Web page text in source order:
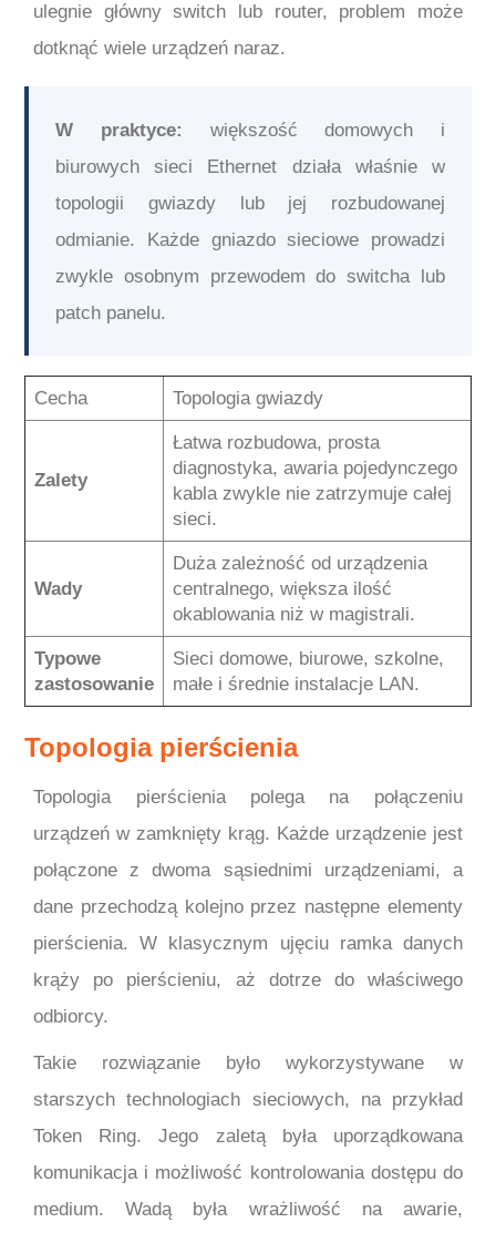
ulegnie główny switch lub router, problem może
dotknąć wiele urządzeń naraz.
W praktyce:
większość domowych i
biurowych sieci Ethernet działa właśnie w
topologii gwiazdy lub jej rozbudowanej
odmianie. Każde gniazdo sieciowe prowadzi
zwykle osobnym przewodem do switcha lub
patch panelu.
Cecha Topologia gwiazdy
Zalety
Łatwa rozbudowa, prosta
diagnostyka, awaria pojedynczego
kabla zwykle nie zatrzymuje całej
sieci.
Wady
Duża zależność od urządzenia
centralnego, większa ilość
okablowania niż w magistrali.
Typowe
zastosowanie
Sieci domowe, biurowe, szkolne,
małe i średnie instalacje LAN.
Topologia pierścienia
Topologia pierścienia polega na połączeniu
urządzeń w zamknięty krąg. Każde urządzenie jest
połączone z dwoma sąsiednimi urządzeniami, a
dane przechodzą kolejno przez następne elementy
pierścienia. W klasycznym ujęciu ramka danych
krąży po pierścieniu, aż dotrze do właściwego
odbiorcy.
Takie rozwiązanie było wykorzystywane w
starszych technologiach sieciowych, na przykład
Token Ring. Jego zaletą była uporządkowana
komunikacja i możliwość kontrolowania dostępu do
medium. Wadą była wrażliwość na awarie,